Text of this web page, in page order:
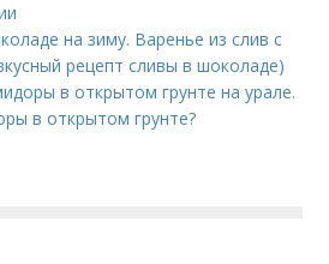
на зиму. Варенье из слив с
рецепт сливы в шоколаде)
в открытом грунте на урале.
в открытом грунте?